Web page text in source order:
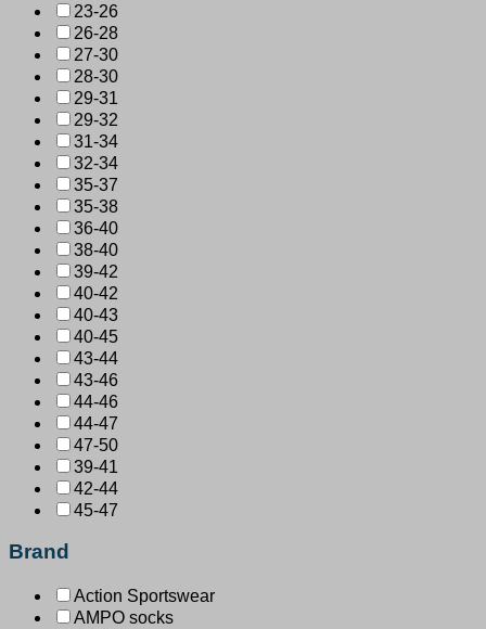
23-26
26-28
27-30
28-30
29-31
29-32
31-34
32-34
35-37
35-38
36-40
38-40
39-42
40-42
40-43
40-45
43-44
43-46
44-46
44-47
47-50
39-41
42-44
45-47
Brand
Action Sportswear
AMPO socks